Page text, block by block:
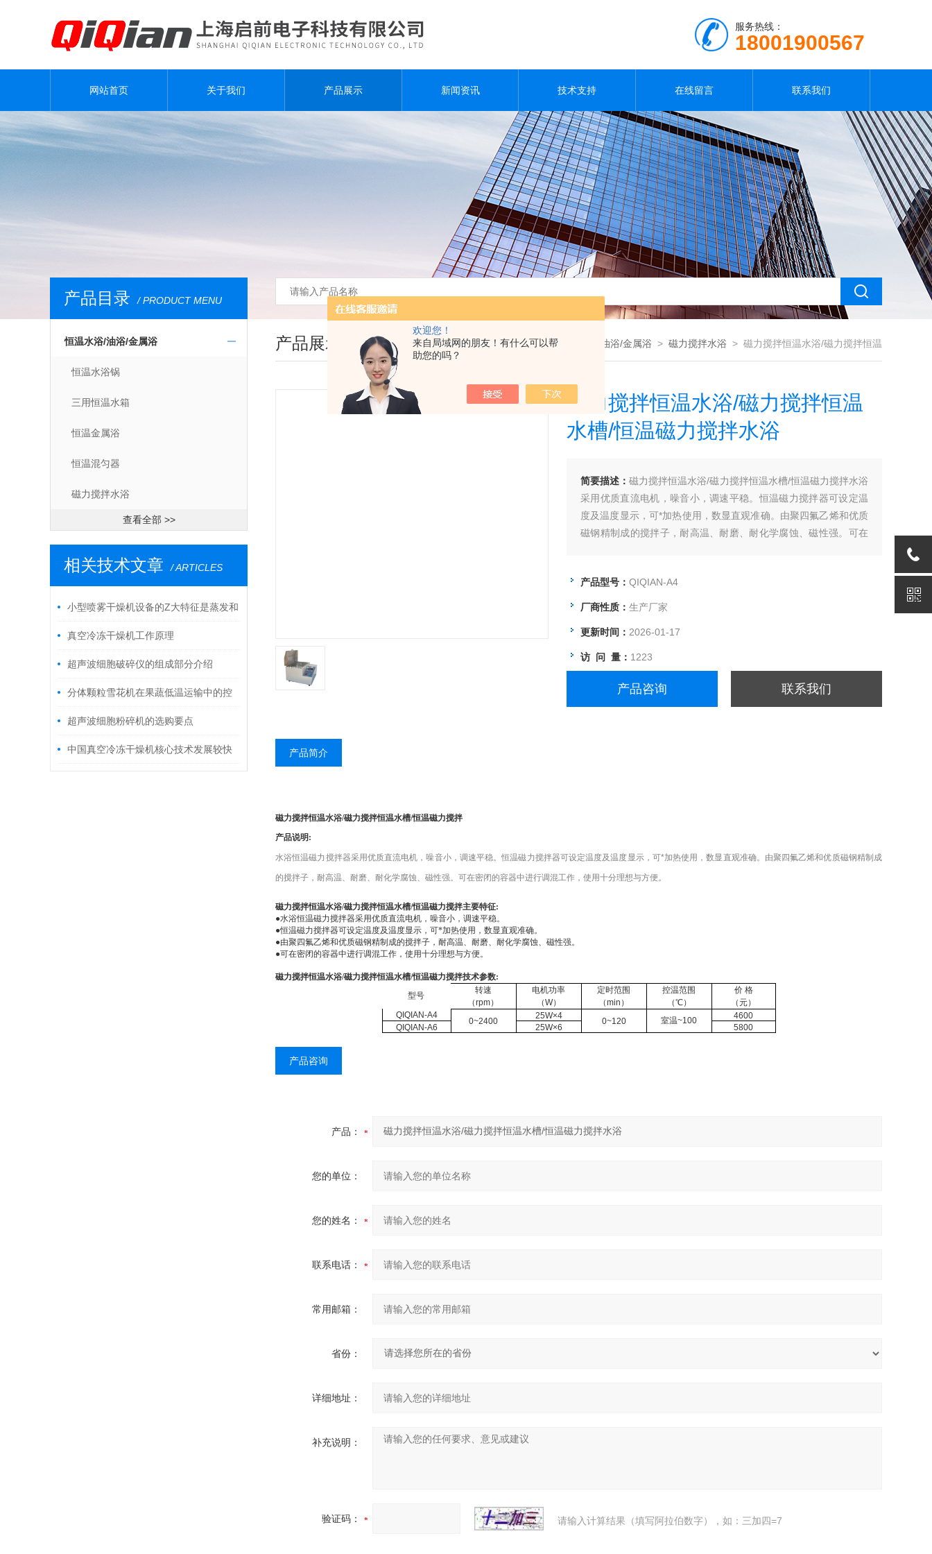
欢迎您！
来自局域网的朋友！有什么可以帮
助您的吗？
服务热线：
18001900567
网站首页 关于我们 产品展示 新闻资讯 技术支持 在线留言 联系我们
产品目录 / PRODUCT MENU
恒温水浴/油浴/金属浴
恒温水浴锅
三用恒温水箱
恒温金属浴
恒温混匀器
磁力搅拌水浴
查看全部 >>
相关技术文章 / ARTICLES
小型喷雾干燥机设备的Z大特征是蒸发和
干燥的表面积非常大
真空冷冻干燥机工作原理
超声波细胞破碎仪的组成部分介绍
分体颗粒雪花机在果蔬低温运输中的控
温作用
超声波细胞粉碎机的选购要点
中国真空冷冻干燥机核心技术发展较快
产品展示 您现在的位置：首页>产品展示> 恒温水浴/油浴/金属浴 > 磁力搅拌水浴 > 磁力搅拌恒温水浴/磁力搅拌恒温
水槽/恒温磁力搅拌水浴
磁力搅拌恒温水浴/磁力搅拌恒温
水槽/恒温磁力搅拌水浴
简要描述：磁力搅拌恒温水浴/磁力搅拌恒温水槽/恒温磁力搅拌水浴
采用优质直流电机，噪音小，调速平稳。恒温磁力搅拌器可设定温
度及温度显示，可*加热使用，数显直观准确。由聚四氟乙烯和优质
磁钢精制成的搅拌子，耐高温、耐磨、耐化学腐蚀、磁性强。可在
产品型号： QIQIAN-A4
厂商性质： 生产厂家
更新时间： 2026-01-17
访 问 量： 1223
产品咨询 联系我们
产品简介
磁力搅拌恒温水浴/磁力搅拌恒温水槽/恒温磁力搅拌
产品说明:
水浴恒温磁力搅拌器采用优质直流电机，噪音小，调速平稳。恒温磁力搅拌器可设定温度及温度显示，可*加热使用，数显直观准确。由聚四氟乙烯和优质磁钢精制成
的搅拌子，耐高温、耐磨、耐化学腐蚀、磁性强。可在密闭的容器中进行调混工作，使用十分理想与方便。
磁力搅拌恒温水浴/磁力搅拌恒温水槽/恒温磁力搅拌主要特征:
●水浴恒温磁力搅拌器采用优质直流电机，噪音小，调速平稳。
●恒温磁力搅拌器可设定温度及温度显示，可*加热使用，数显直观准确。
●由聚四氟乙烯和优质磁钢精制成的搅拌子，耐高温、耐磨、耐化学腐蚀、磁性强。
●可在密闭的容器中进行调混工作，使用十分理想与方便。
磁力搅拌恒温水浴/磁力搅拌恒温水槽/恒温磁力搅拌技术参数:
型号
转速
（rpm）
电机功率
（W）
定时范围
（min）
控温范围
（℃）
价 格
（元）
QIQIAN-A4
0~2400
25W×4
0~120 室温~100
4600
QIQIAN-A6
25W×6 5800
产品咨询
产品：
您的单位：
您的姓名：
联系电话：
常用邮箱：
省份：
详细地址：
补充说明：
验证码： 请输入计算结果（填写阿拉伯数字），如：三加四=7